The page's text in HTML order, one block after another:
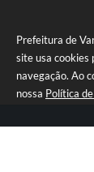
Prefeitura de
site usa cookies
navegação. Ao
nossa Política